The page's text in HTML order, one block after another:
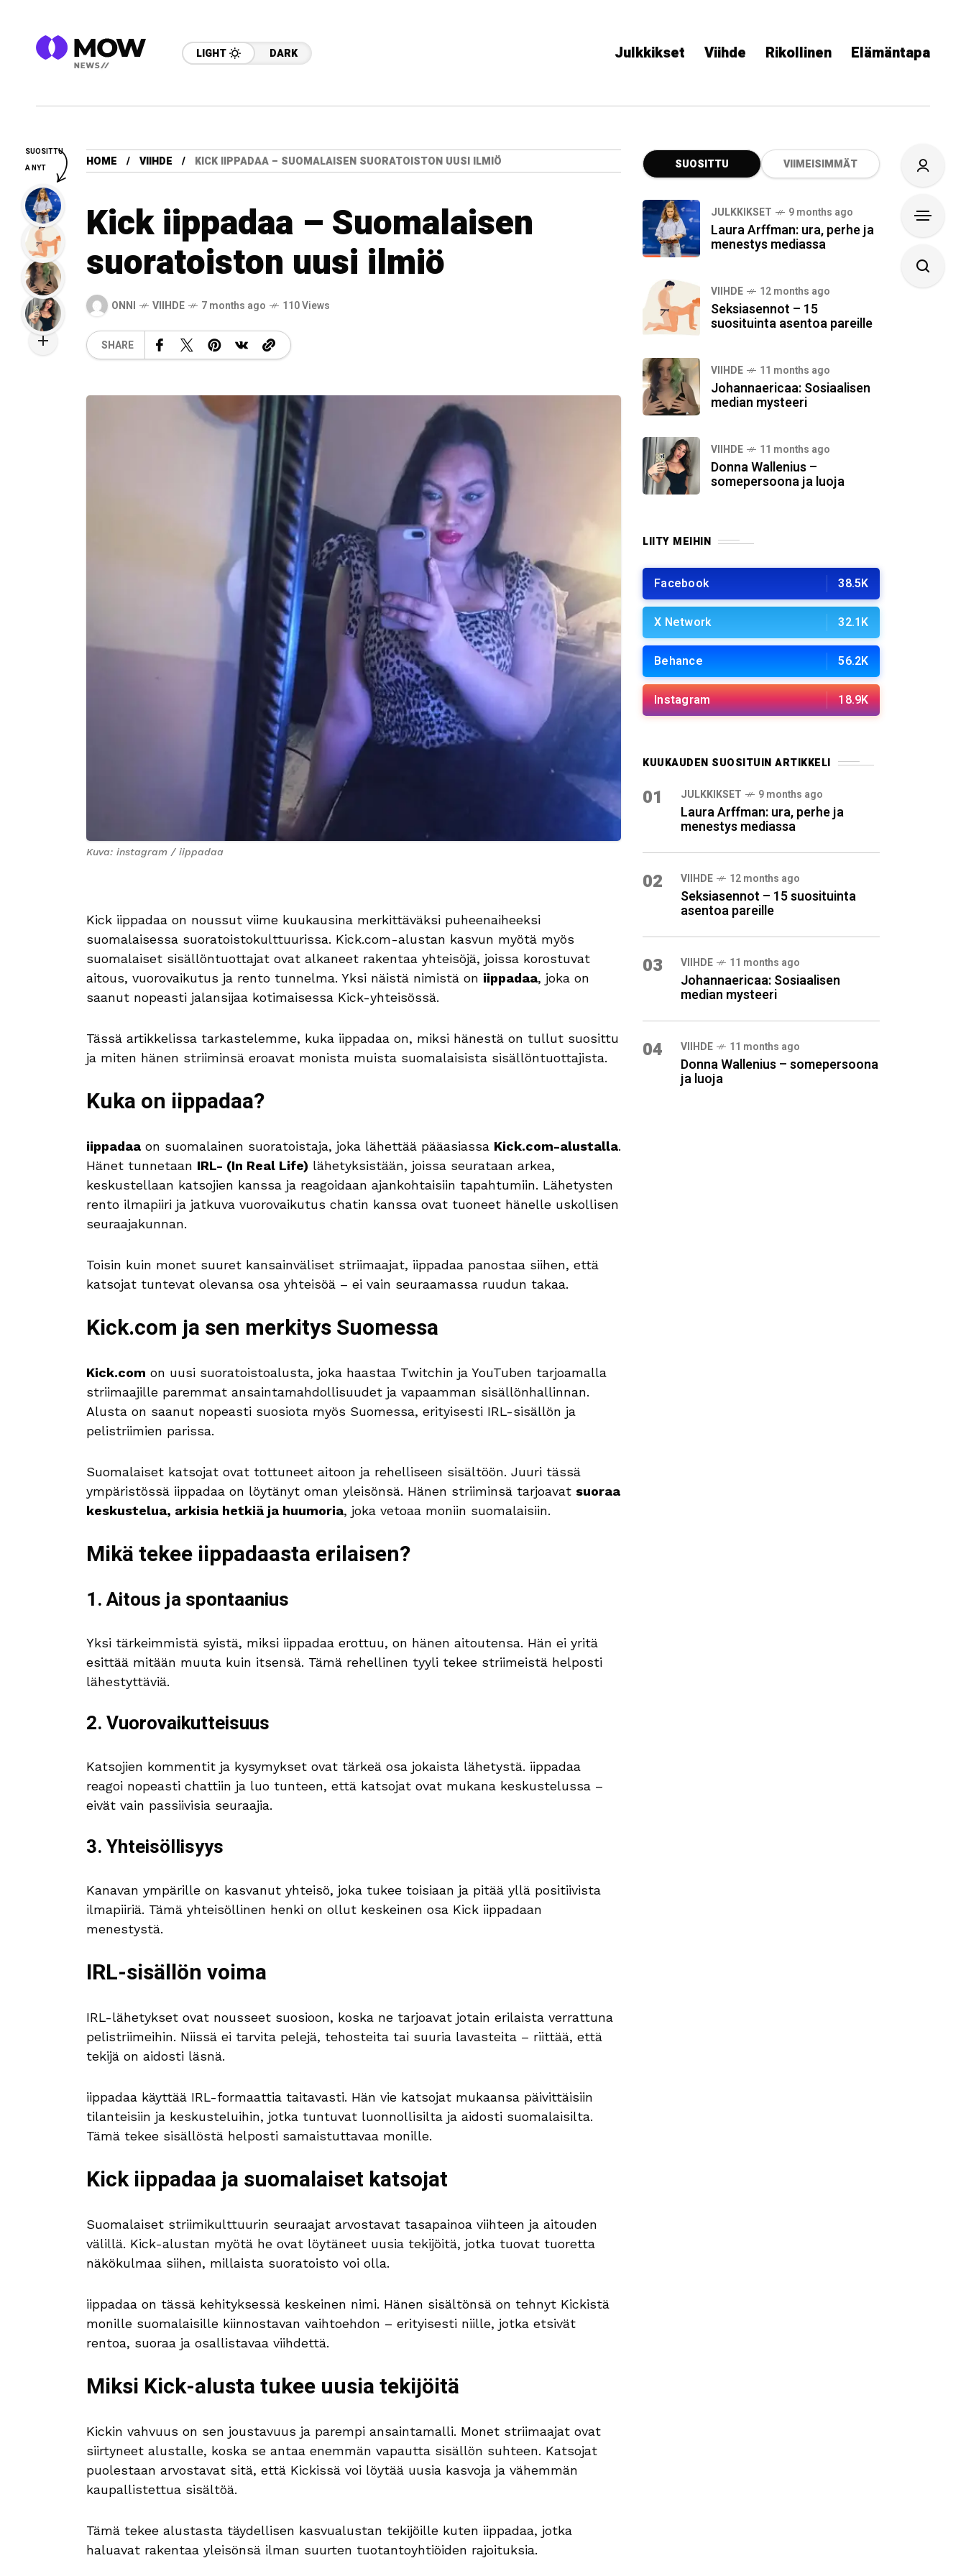
LIGHT DARK Julkkikset Viihde Rikollinen Elämäntapa
HOME VIIHDE KICK IIPPADAA – SUOMALAISEN SUORATOISTON UUSI ILMIÖ
Kick iippadaa – Suomalaisen
suoratoiston uusi ilmiö
ONNI VIIHDE 7 months ago 110 Views
SHARE
Kuva: instagram / iippadaa
Kick iippadaa on noussut viime kuukausina merkittäväksi puheenaiheeksi
suomalaisessa suoratoistokulttuurissa. Kick.com-alustan kasvun myötä myös
suomalaiset sisällöntuottajat ovat alkaneet rakentaa yhteisöjä, joissa korostuvat
aitous, vuorovaikutus ja rento tunnelma. Yksi näistä nimistä on iippadaa, joka on
saanut nopeasti jalansijaa kotimaisessa Kick-yhteisössä.
Tässä artikkelissa tarkastelemme, kuka iippadaa on, miksi hänestä on tullut suosittu
ja miten hänen striiminsä eroavat monista muista suomalaisista sisällöntuottajista.
Kuka on iippadaa?
iippadaa on suomalainen suoratoistaja, joka lähettää pääasiassa Kick.com-alustalla.
Hänet tunnetaan IRL- (In Real Life) lähetyksistään, joissa seurataan arkea,
keskustellaan katsojien kanssa ja reagoidaan ajankohtaisiin tapahtumiin. Lähetysten
rento ilmapiiri ja jatkuva vuorovaikutus chatin kanssa ovat tuoneet hänelle uskollisen
seuraajakunnan.
Toisin kuin monet suuret kansainväliset striimaajat, iippadaa panostaa siihen, että
katsojat tuntevat olevansa osa yhteisöä – ei vain seuraamassa ruudun takaa.
Kick.com ja sen merkitys Suomessa
Kick.com on uusi suoratoistoalusta, joka haastaa Twitchin ja YouTuben tarjoamalla
striimaajille paremmat ansaintamahdollisuudet ja vapaamman sisällönhallinnan.
Alusta on saanut nopeasti suosiota myös Suomessa, erityisesti IRL-sisällön ja
pelistriimien parissa.
Suomalaiset katsojat ovat tottuneet aitoon ja rehelliseen sisältöön. Juuri tässä
ympäristössä iippadaa on löytänyt oman yleisönsä. Hänen striiminsä tarjoavat suoraa
keskustelua, arkisia hetkiä ja huumoria, joka vetoaa moniin suomalaisiin.
Mikä tekee iippadaasta erilaisen?
1. Aitous ja spontaanius
Yksi tärkeimmistä syistä, miksi iippadaa erottuu, on hänen aitoutensa. Hän ei yritä
esittää mitään muuta kuin itsensä. Tämä rehellinen tyyli tekee striimeistä helposti
lähestyttäviä.
2. Vuorovaikutteisuus
Katsojien kommentit ja kysymykset ovat tärkeä osa jokaista lähetystä. iippadaa
reagoi nopeasti chattiin ja luo tunteen, että katsojat ovat mukana keskustelussa –
eivät vain passiivisia seuraajia.
3. Yhteisöllisyys
Kanavan ympärille on kasvanut yhteisö, joka tukee toisiaan ja pitää yllä positiivista
ilmapiiriä. Tämä yhteisöllinen henki on ollut keskeinen osa Kick iippadaan
menestystä.
IRL-sisällön voima
IRL-lähetykset ovat nousseet suosioon, koska ne tarjoavat jotain erilaista verrattuna
pelistriimeihin. Niissä ei tarvita pelejä, tehosteita tai suuria lavasteita – riittää, että
tekijä on aidosti läsnä.
iippadaa käyttää IRL-formaattia taitavasti. Hän vie katsojat mukaansa päivittäisiin
tilanteisiin ja keskusteluihin, jotka tuntuvat luonnollisilta ja aidosti suomalaisilta.
Tämä tekee sisällöstä helposti samaistuttavaa monille.
Kick iippadaa ja suomalaiset katsojat
Suomalaiset striimikulttuurin seuraajat arvostavat tasapainoa viihteen ja aitouden
välillä. Kick-alustan myötä he ovat löytäneet uusia tekijöitä, jotka tuovat tuoretta
näkökulmaa siihen, millaista suoratoisto voi olla.
iippadaa on tässä kehityksessä keskeinen nimi. Hänen sisältönsä on tehnyt Kickistä
monille suomalaisille kiinnostavan vaihtoehdon – erityisesti niille, jotka etsivät
rentoa, suoraa ja osallistavaa viihdettä.
Miksi Kick-alusta tukee uusia tekijöitä
Kickin vahvuus on sen joustavuus ja parempi ansaintamalli. Monet striimaajat ovat
siirtyneet alustalle, koska se antaa enemmän vapautta sisällön suhteen. Katsojat
puolestaan arvostavat sitä, että Kickissä voi löytää uusia kasvoja ja vähemmän
kaupallistettua sisältöä.
Tämä tekee alustasta täydellisen kasvualustan tekijöille kuten iippadaa, jotka
haluavat rakentaa yleisönsä ilman suurten tuotantoyhtiöiden rajoituksia.
SUOSITTU VIIMEISIMMÄT
JULKKIKSET 9 months ago
Laura Arffman: ura, perhe ja
menestys mediassa
VIIHDE 12 months ago
Seksiasennot – 15
suosituinta asentoa pareille
VIIHDE 11 months ago
Johannaericaa: Sosiaalisen
median mysteeri
VIIHDE 11 months ago
Donna Wallenius –
somepersoona ja luoja
LIITY MEIHIN
Facebook 38.5K
X Network 32.1K
Behance 56.2K
Instagram 18.9K
KUUKAUDEN SUOSITUIN ARTIKKELI
01 JULKKIKSET 9 months ago
Laura Arffman: ura, perhe ja
menestys mediassa
02 VIIHDE 12 months ago
Seksiasennot – 15 suosituinta
asentoa pareille
03 VIIHDE 11 months ago
Johannaericaa: Sosiaalisen
median mysteeri
04 VIIHDE 11 months ago
Donna Wallenius – somepersoona
ja luoja
SUOSITTU
A NYT